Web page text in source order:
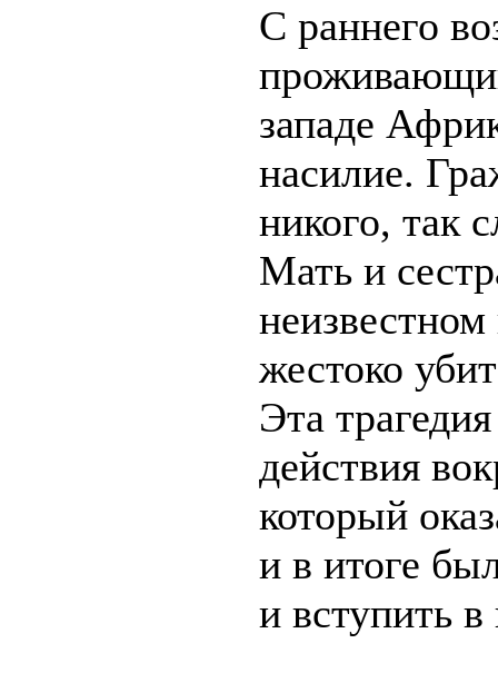
С раннего
западе
насилие.
никого, так
Мать и
жестоко
Эта
действия
который
и в итоге
и вступить